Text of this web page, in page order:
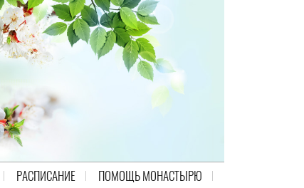
РАСПИСАНИЕ
ПОМОЩЬ МОНАСТЫРЮ